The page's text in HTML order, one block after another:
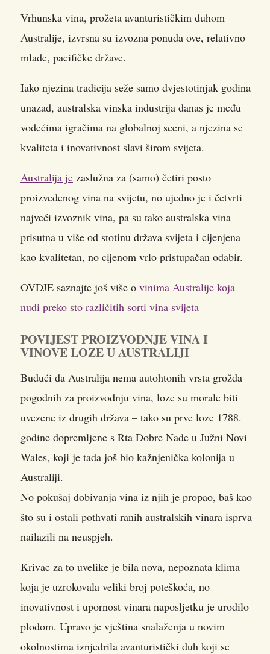
Vrhunska vina, prožeta avanturističkim duhom
Australije, izvrsna su izvozna ponuda ove, relativno
mlade, pacifičke države.
Iako njezina tradicija seže samo dvjestotinjak godina
unazad, australska vinska industrija danas je među
vodećima igračima na globalnoj sceni, a njezina se
kvaliteta i inovativnost slavi širom svijeta.
Australija je zaslužna za (samo) četiri posto
proizvedenog vina na svijetu, no ujedno je i četvrti
najveći izvoznik vina, pa su tako australska vina
prisutna u više od stotinu država svijeta i cijenjena
kao kvalitetan, no cijenom vrlo pristupačan odabir.
OVDJE saznajte još više o vinima Australije koja
nudi preko sto različitih sorti vina svijeta
POVIJEST PROIZVODNJE VINA I
VINOVE LOZE U AUSTRALIJI
Budući da Australija nema autohtonih vrsta grožđa
pogodnih za proizvodnju vina, loze su morale biti
uvezene iz drugih država – tako su prve loze 1788.
godine dopremljene s Rta Dobre Nade u Južni Novi
Wales, koji je tada još bio kažnjenička kolonija u
Australiji.
No pokušaj dobivanja vina iz njih je propao, baš kao
što su i ostali pothvati ranih australskih vinara isprva
nailazili na neuspjeh.
Krivac za to uvelike je bila nova, nepoznata klima
koja je uzrokovala veliki broj poteškoća, no
inovativnost i upornost vinara naposljetku je urodilo
plodom. Upravo je vještina snalaženja u novim
okolnostima iznjedrila avanturistički duh koji se